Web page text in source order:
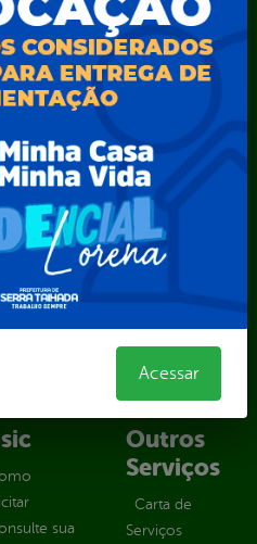
Administração – SAD
Agricultura e Recursos Hídricos –
Agricultura Familiar – SEMAF
Educação – SEST
Esporte e Lazer – SEMEL
Finanças – SECFIN
Governo – SEGOV
Meio Ambiente – SEMA
Planejamento e Gestão – SEPLAG
Relações Institucionais – SEMRI
Saúde – SMS
Serviços Públicos – SEMUSP
sua
Outros
Serviços
Carta de
Serviços
Acessar